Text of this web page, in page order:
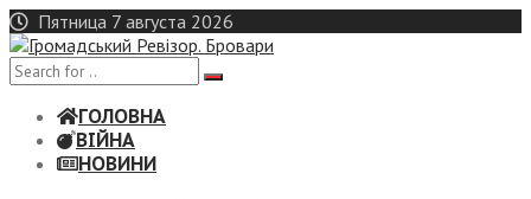
Skip
to
content
Пятница 7 августа 2026
ГОЛОВНА
ВІЙНА
НОВИНИ